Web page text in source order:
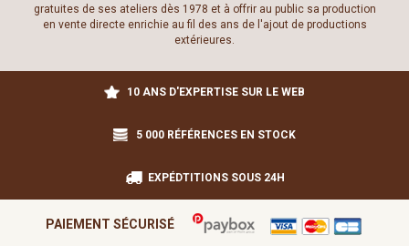
gratuites de ses ateliers dès 1978 et à offrir au public sa production
en vente directe enrichie au fil des ans de l'ajout de productions
extérieures.
10 ANS D'EXPERTISE SUR LE WEB
5 000 RÉFÉRENCES EN STOCK
EXPÉDTITIONS SOUS 24H
PAIEMENT SÉCURISÉ